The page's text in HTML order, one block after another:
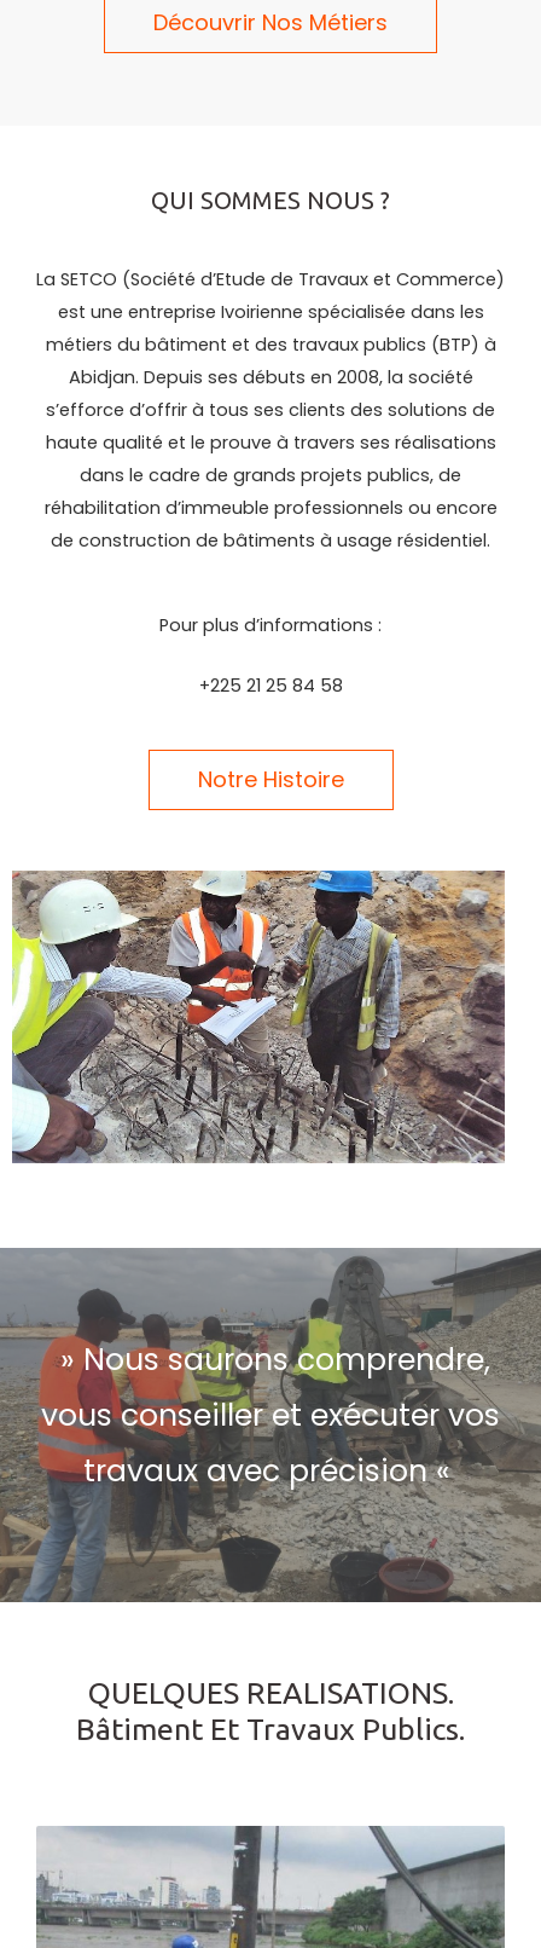
Découvrir Nos Métiers
QUI SOMMES NOUS ?
La SETCO (Société d’Etude de Travaux et Commerce)
est une entreprise Ivoirienne spécialisée dans les
métiers du bâtiment et des travaux publics (BTP) à
Abidjan. Depuis ses débuts en 2008, la société
s’efforce d’offrir à tous ses clients des solutions de
haute qualité et le prouve à travers ses réalisations
dans le cadre de grands projets publics, de
réhabilitation d’immeuble professionnels ou encore
de construction de bâtiments à usage résidentiel.
Pour plus d’informations :
+225 21 25 84 58
Notre Histoire
» Nous saurons comprendre,
vous conseiller et exécuter vos
travaux avec précision «
QUELQUES REALISATIONS.
Bâtiment Et Travaux Publics.